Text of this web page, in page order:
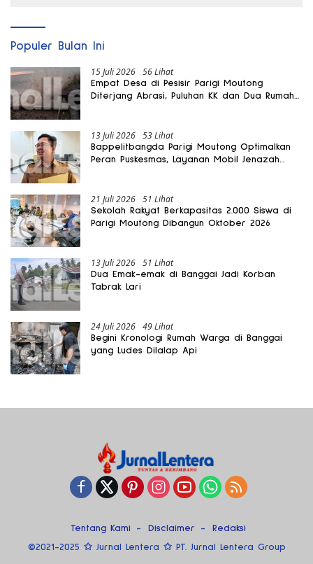
Populer Bulan Ini
15 Juli 2026 56 Lihat
Empat Desa di Pesisir Parigi Moutong
Diterjang Abrasi, Puluhan KK dan Dua Rumah
13 Juli 2026 53 Lihat
Bappelitbangda Parigi Moutong Optimalkan
Peran Puskesmas, Layanan Mobil Jenazah
21 Juli 2026 51 Lihat
Sekolah Rakyat Berkapasitas 2.000 Siswa di
Parigi Moutong Dibangun Oktober 2026
13 Juli 2026 51 Lihat
Dua Emak-emak di Banggai Jadi Korban
Tabrak Lari
24 Juli 2026 49 Lihat
Begini Kronologi Rumah Warga di Banggai
yang Ludes Dilalap Api
Tentang Kami Disclaimer
Redaksi
©2021-2025 ✩ Jurnal Lentera ✩ PT. Jurnal Lentera Group